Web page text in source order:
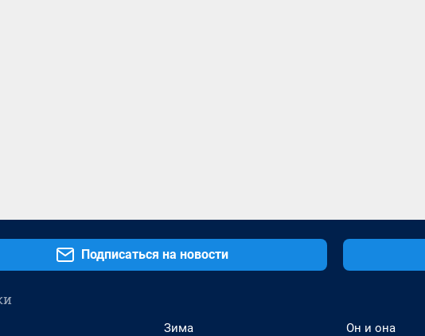
Подписаться на новости
Зима
Он и она